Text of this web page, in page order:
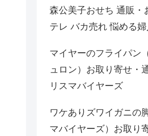
森公美子おせち 通販・
テレ バカ売れ 悩める婦
マイヤーのフライパン
ュロン）お取り寄せ・
リスマバイヤーズ
ワケありズワイガニの
マバイヤーズ）お取り